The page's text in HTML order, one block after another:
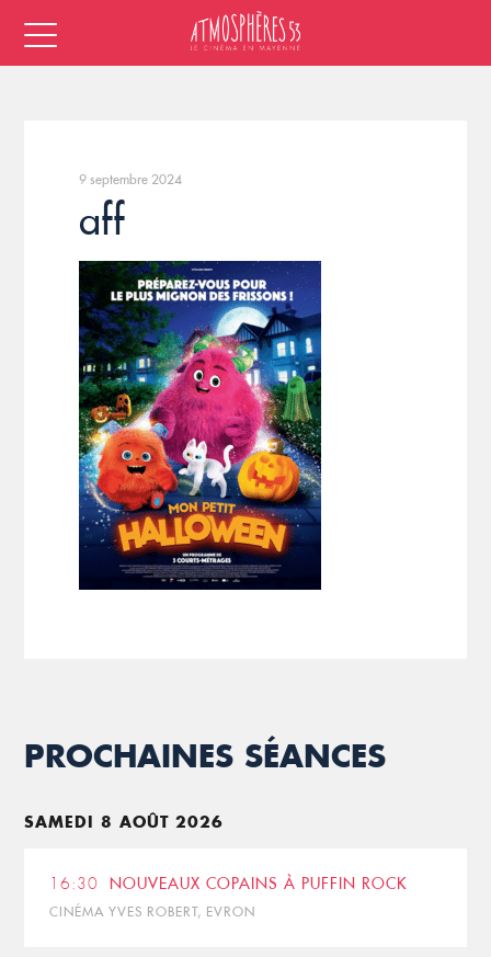
9 septembre 2024
aff
PROCHAINES SÉANCES
SAMEDI 8 AOÛT 2026
16:30 NOUVEAUX COPAINS À PUFFIN ROCK
CINÉMA YVES ROBERT, EVRON